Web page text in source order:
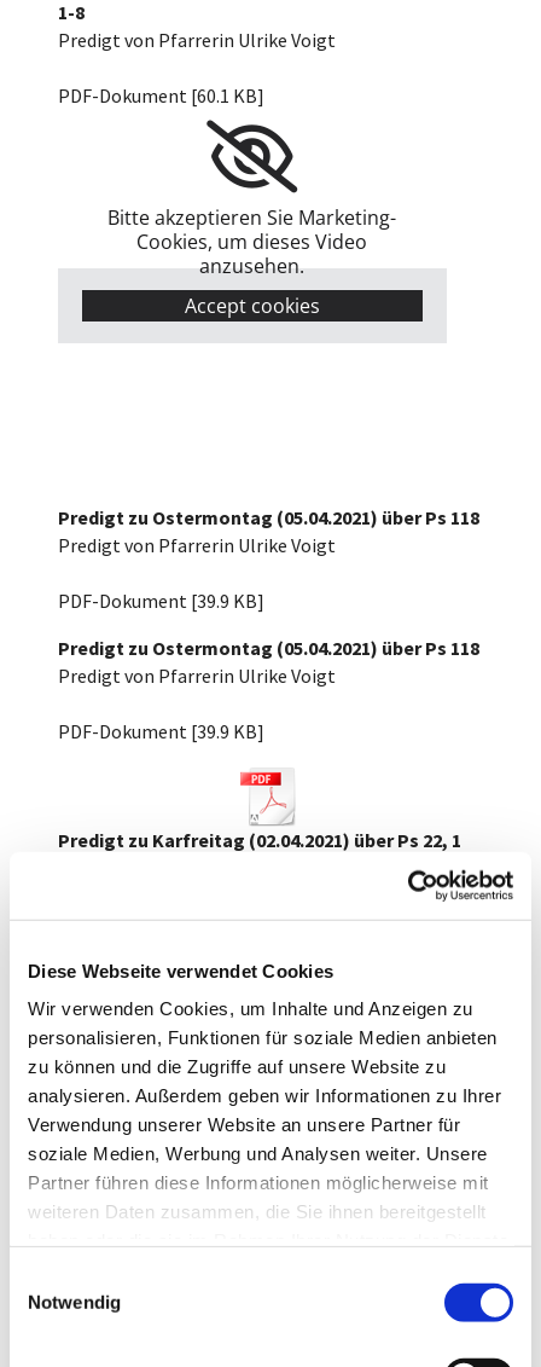
Diese Webseite verwendet Cookies
Wir verwenden Cookies, um Inhalte und Anzeigen zu
personalisieren, Funktionen für soziale Medien anbieten
zu können und die Zugriffe auf unsere Website zu
analysieren. Außerdem geben wir Informationen zu Ihrer
Verwendung unserer Website an unsere Partner für
soziale Medien, Werbung und Analysen weiter. Unsere
Partner führen diese Informationen möglicherweise mit
weiteren Daten zusammen, die Sie ihnen bereitgestellt
Notwendig
1-8
Predigt von Pfarrerin Ulrike Voigt
PDF-Dokument [60.1 KB]
Bitte akzeptieren Sie Marketing-
Cookies, um dieses Video
anzusehen.
Accept cookies
Predigt zu Ostermontag (05.04.2021) über Ps 118
Predigt von Pfarrerin Ulrike Voigt
PDF-Dokument [39.9 KB]
Predigt zu Ostermontag (05.04.2021) über Ps 118
Predigt von Pfarrerin Ulrike Voigt
PDF-Dokument [39.9 KB]
Predigt zu Karfreitag (02.04.2021) über Ps 22, 1
PDF-Dokument [39.9 KB]
Bitte akzeptieren Sie Marketing-
Cookies, um dieses Video
anzusehen.